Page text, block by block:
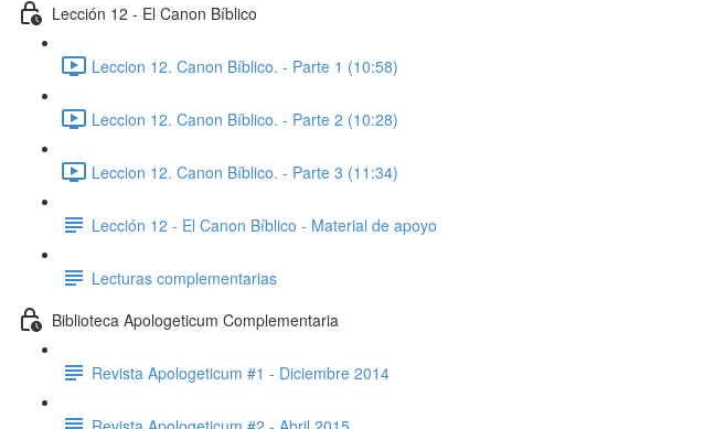
Lección 12 - El Canon Bíblico
Leccion 12. Canon Bíblico. - Parte 1 (10:58)
Leccion 12. Canon Bíblico. - Parte 2 (10:28)
Leccion 12. Canon Bíblico. - Parte 3 (11:34)
Lección 12 - El Canon Bíblico - Material de apoyo
Lecturas complementarias
Biblioteca Apologeticum Complementaria
Revista Apologeticum #1 - Diciembre 2014